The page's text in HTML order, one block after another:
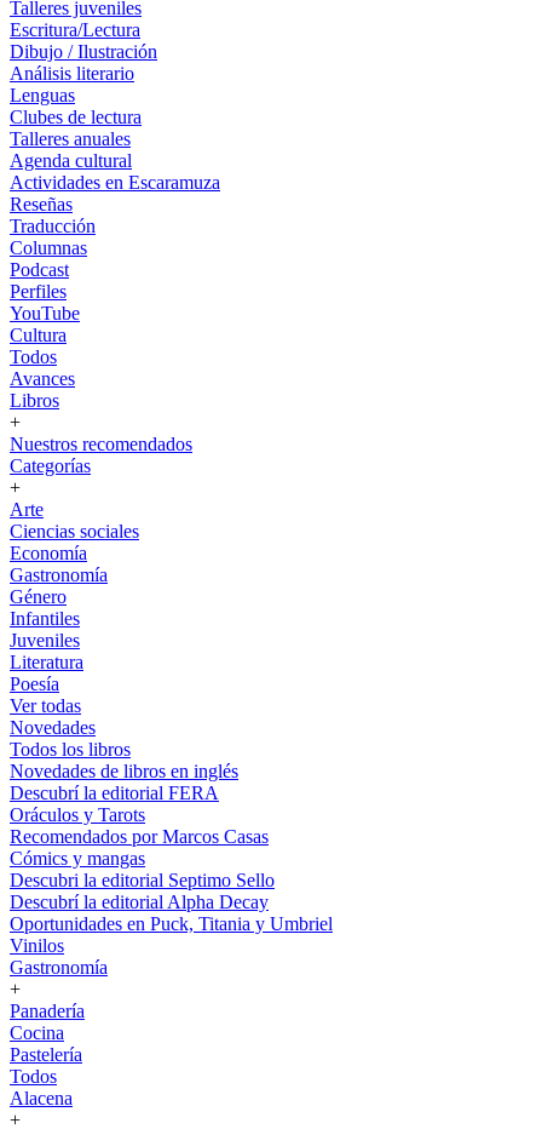
Talleres juveniles
Escritura/Lectura
Dibujo / Ilustración
Análisis literario
Lenguas
Clubes de lectura
Talleres anuales
Agenda cultural
Actividades en Escaramuza
Reseñas
Traducción
Columnas
Podcast
Perfiles
YouTube
Cultura
Todos
Avances
Libros
+
Nuestros recomendados
Categorías
+
Arte
Ciencias sociales
Economía
Gastronomía
Género
Infantiles
Juveniles
Literatura
Poesía
Ver todas
Novedades
Todos los libros
Novedades de libros en inglés
Descubrí la editorial FERA
Oráculos y Tarots
Recomendados por Marcos Casas
Cómics y mangas
Descubri la editorial Septimo Sello
Descubrí la editorial Alpha Decay
Oportunidades en Puck, Titania y Umbriel
Vinilos
Gastronomía
+
Panadería
Cocina
Pastelería
Todos
Alacena
+